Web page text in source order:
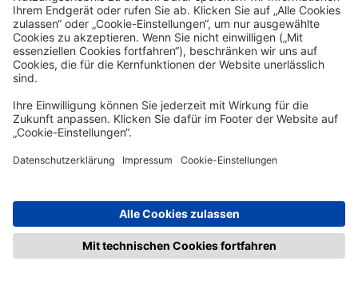
Ausschluss des UN-Kaufrechts (CISG) sowie
unter Ausschluss der Anknüpfungsnormen
des Internationalen Privatrechts.
2. Ausschließlicher Gerichtsstand für alle
Streitigkeiten aus den mit der Schülerhilfe
geschlossenen Verträgen ist Gelsenkirchen,
wenn der Kunde Kaufmann, eine juristische
Person des öffentlichen Rechts oder ein
Gerichtsstände.
3. Nebenabreden bestehen nicht.
Änderungen und Ergänzungen sowie die